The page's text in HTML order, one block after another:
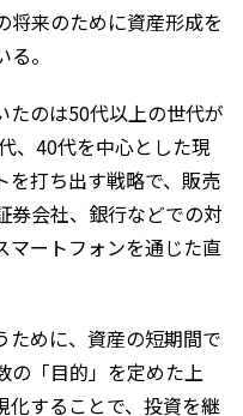
将来のために資産形成を
。
たのは50代以上の世代が
、40代を中心とした現
を打ち出す戦略で、販売
券会社、銀行などでの対
マートフォンを通じた直
ために、資産の短期間で
の「目的」を定めた上
化することで、投資を継